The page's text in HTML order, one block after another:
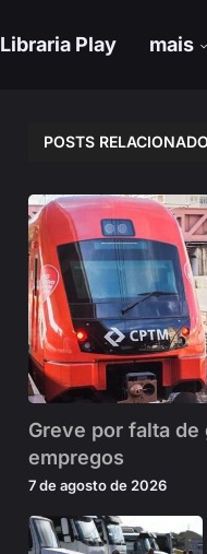
Libraria Play mais
POSTS
Greve por falta de
empregos
7 de agosto de 2026